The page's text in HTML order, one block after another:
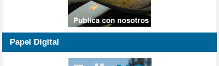
Papel Digital